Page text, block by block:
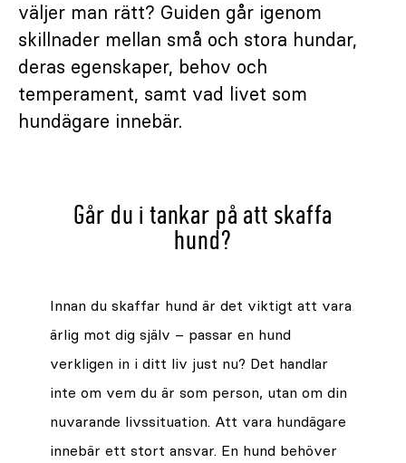
väljer man rätt? Guiden går igenom
skillnader mellan små och stora hundar,
deras egenskaper, behov och
temperament, samt vad livet som
hundägare innebär.
Går du i tankar på att skaffa
hund?
Innan du skaffar hund är det viktigt att vara
ärlig mot dig själv – passar en hund
verkligen in i ditt liv just nu? Det handlar
inte om vem du är som person, utan om din
nuvarande livssituation. Att vara hundägare
innebär ett stort ansvar. En hund behöver